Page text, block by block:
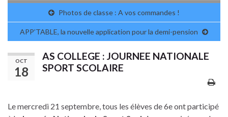
Photos de classe : A vos commandes !
APP’TABLE, la nouvelle application pour la demi-pension
OCT
18
AS COLLEGE : JOURNEE NATIONALE
SPORT SCOLAIRE
Le mercredi 21 septembre, tous les élèves de 6e ont participé